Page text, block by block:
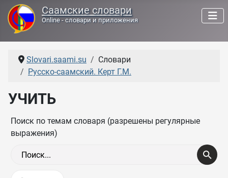
Саамские словари
Online - словари и приложения
Slovari.saami.su
Словари
Русско-саамский. Керт Г.М.
УЧИТЬ
Поиск по темам словаря (разрешены регулярные
выражения)